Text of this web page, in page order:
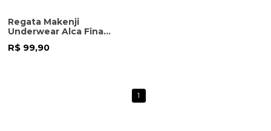
Regata Makenji
Underwear Alca Fina
Feminina Bege Claro
R$ 99,90
1